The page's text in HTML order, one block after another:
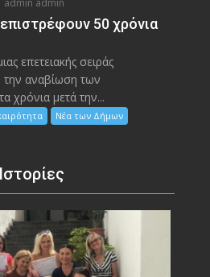
admin admin
50 χρόνια
επετειακής σειράς
αναβίωση των
χρόνια μετά την...
Νέα των Δήμων